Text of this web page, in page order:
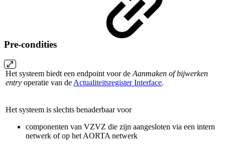
Pre-condities
Het systeem biedt een endpoint voor de Aanmaken of bijwerken
entry operatie van de Actualiteitsregister Interface.
Het systeem is slechts benaderbaar voor
componenten van VZVZ die zijn aangesloten via een intern
netwerk of op het AORTA netwerk